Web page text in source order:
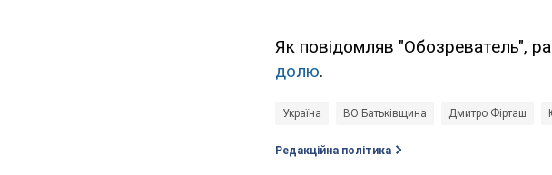
Як повідомляв "Обозреватель",
долю.
Україна ВО Батьківщина Дмитро Фірташ
Редакційна політика